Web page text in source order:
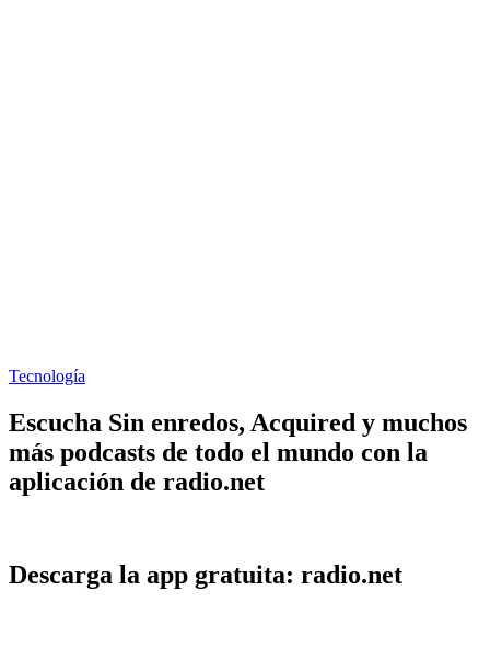
Tecnología
Escucha Sin enredos, Acquired y muchos
más podcasts de todo el mundo con la
aplicación de radio.net
Descarga la app gratuita: radio.net